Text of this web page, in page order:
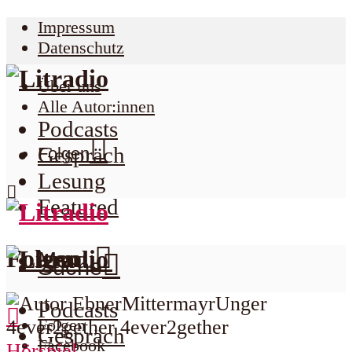
Impressum
Datenschutz
Über uns
Alle Autor:innen
Folgen
Folgen
Folgen
Facebook
Podcasts
Gespräch
Lesung
Featured
Menu
Suche
Podcasts
Gespräch